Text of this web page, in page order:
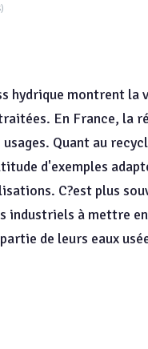
hydrique montrent la
En France, la
Quant au
d'exemples
C?est plus
à mettre en
de leurs eaux